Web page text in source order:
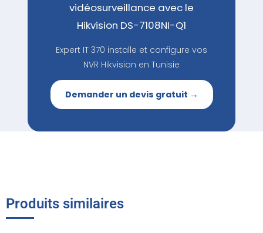
vidéosurveillance avec le
Hikvision DS-7108NI-Q1
Expert IT 370 installe et configure vos
NVR Hikvision en Tunisie
Demander un devis gratuit →
Produits similaires